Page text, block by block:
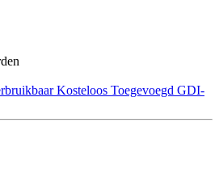
Kosteloos Toegevoegd GDI-